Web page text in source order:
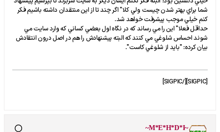
شما براي بهتر شدن چيست ولي کلا" اگر چند تا از اين منتقدان داشته باشيم فکر
کنم خيلي موجب پيشرفت خواهد شد.
حداقل فعلا" اين را مي رساند که در نگاه اول بعضي کساني که وارد سايت مي
شوند احساس شلوغي مي کنند که البته پيشنهادش را هم در اصل درون انتقادش
بيان کرده: "بايد از شلوغي کاست".
[SIGPIC][/SIGPIC]
~M*E*H*D*I~